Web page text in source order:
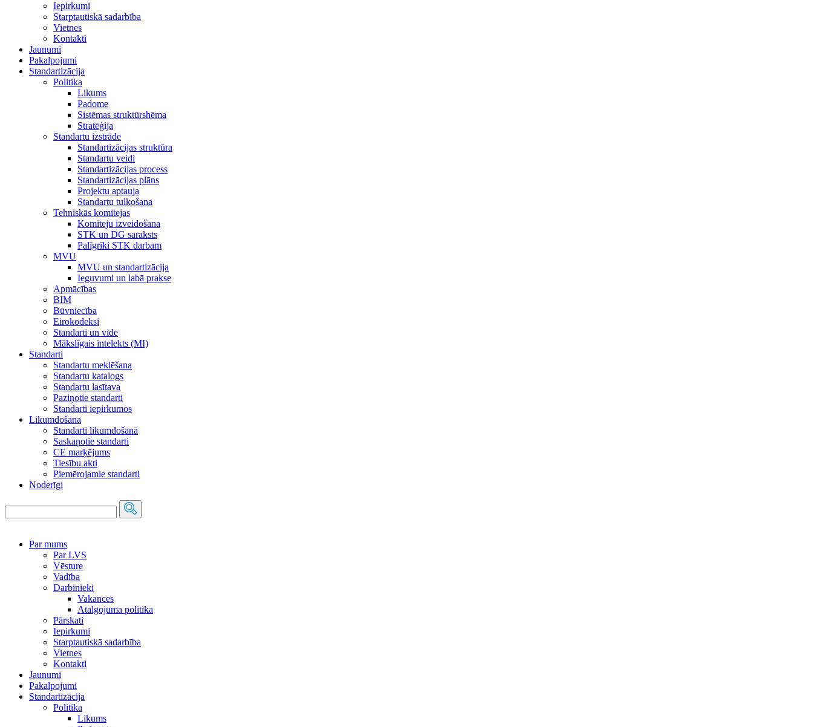
Iepirkumi
Starptautiskā sadarbība
Vietnes
Kontakti
Jaunumi
Pakalpojumi
Standartizācija
Politika
Likums
Padome
Sistēmas struktūrshēma
Stratēģija
Standartu izstrāde
Standartizācijas struktūra
Standartu veidi
Standartizācijas process
Standartizācijas plāns
Projektu aptauja
Standartu tulkošana
Tehniskās komitejas
Komiteju izveidošana
STK un DG saraksts
Palīgrīki STK darbam
MVU
MVU un standartizācija
Ieguvumi un labā prakse
Apmācības
BIM
Būvniecība
Eirokodeksi
Standarti un vide
Mākslīgais intelekts (MI)
Standarti
Standartu meklēšana
Standartu katalogs
Standartu lasītava
Paziņotie standarti
Standarti iepirkumos
Likumdošana
Standarti likumdošanā
Saskaņotie standarti
CE marķējums
Tiesību akti
Piemērojamie standarti
Noderīgi
Par mums
Par LVS
Vēsture
Vadība
Darbinieki
Vakances
Atalgojuma politika
Pārskati
Iepirkumi
Starptautiskā sadarbība
Vietnes
Kontakti
Jaunumi
Pakalpojumi
Standartizācija
Politika
Likums